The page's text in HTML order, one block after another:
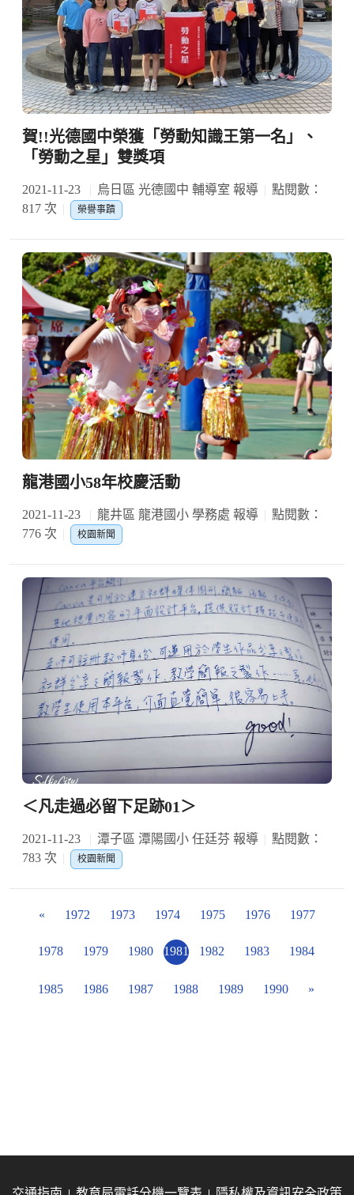
賀!!光德國中榮獲「勞動知識王第一名」、
「勞動之星」雙獎項
2021-11-23 烏日區 光德國中 輔導室 報導
點閱數：
817 次
榮譽事蹟
龍港國小58年校慶活動
2021-11-23 龍井區 龍港國小 學務處 報導
點閱數：
776 次
校園新聞
＜凡走過必留下足跡01＞
2021-11-23 潭子區 潭陽國小 任廷芬 報導
點閱數：
783 次
校園新聞
« 1972 1973 1974 1975 1976 1977
1978 1979 1980 1981 1982 1983 1984
1985 1986 1987 1988 1989 1990 »